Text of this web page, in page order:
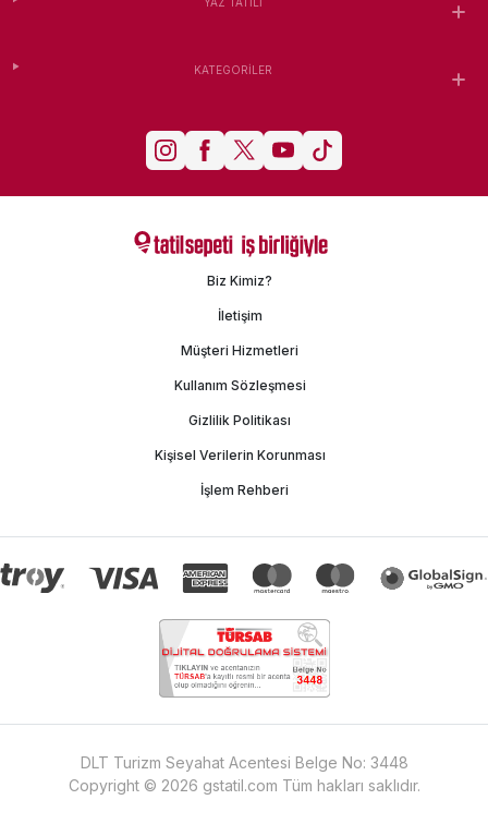
KATEGORILER
Biz Kimiz?
İletişim
Müşteri Hizmetleri
Kullanım Sözleşmesi
Gizlilik Politikası
Kişisel Verilerin Korunması
İşlem Rehberi
DLT Turizm Seyahat Acentesi Belge No: 3448
Copyright © 2026 gstatil.com Tüm hakları saklıdır.